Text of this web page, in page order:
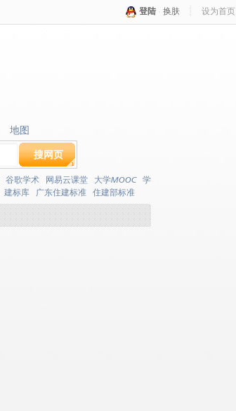
登陆 换肤 设为首页
地图
地图
搜网页
谷歌学术 网易云课堂 大学MOOC 学
建标库 广东住建标准 住建部标准